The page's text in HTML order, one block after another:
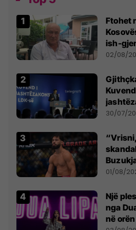
Ftohet
ish-
dikush
02/08/
së
30/07/
anti-
01/08/
Një
nga
në